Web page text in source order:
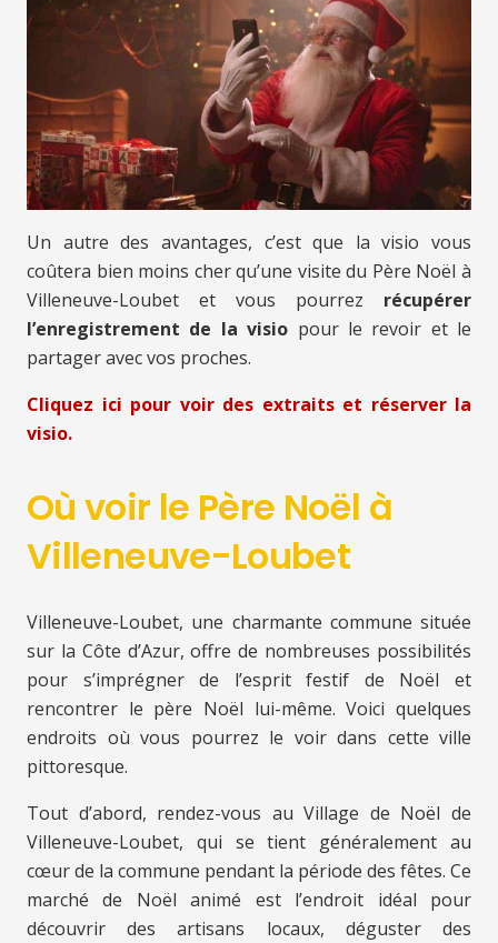
Un autre des avantages, c’est que la visio vous
coûtera bien moins cher qu’une visite du Père Noël à
Villeneuve-Loubet et vous pourrez récupérer
l’enregistrement de la visio pour le revoir et le
partager avec vos proches.
Cliquez ici pour voir des extraits et réserver la
visio.
Où voir le Père Noël à
Villeneuve-Loubet
Villeneuve-Loubet, une charmante commune située
sur la Côte d’Azur, offre de nombreuses possibilités
pour s’imprégner de l’esprit festif de Noël et
rencontrer le père Noël lui-même. Voici quelques
endroits où vous pourrez le voir dans cette ville
pittoresque.
Tout d’abord, rendez-vous au Village de Noël de
Villeneuve-Loubet, qui se tient généralement au
cœur de la commune pendant la période des fêtes. Ce
marché de Noël animé est l’endroit idéal pour
découvrir des artisans locaux, déguster des